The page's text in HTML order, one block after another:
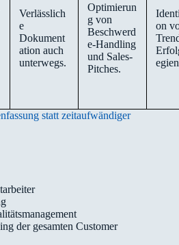
Verlässlich
e
Dokument
ation auch
unterwegs.
Optimierun
g von
Beschwerd
e-Handling
und Sales-
Pitches.
on
statt zeitaufwändiger
der gesamten Customer